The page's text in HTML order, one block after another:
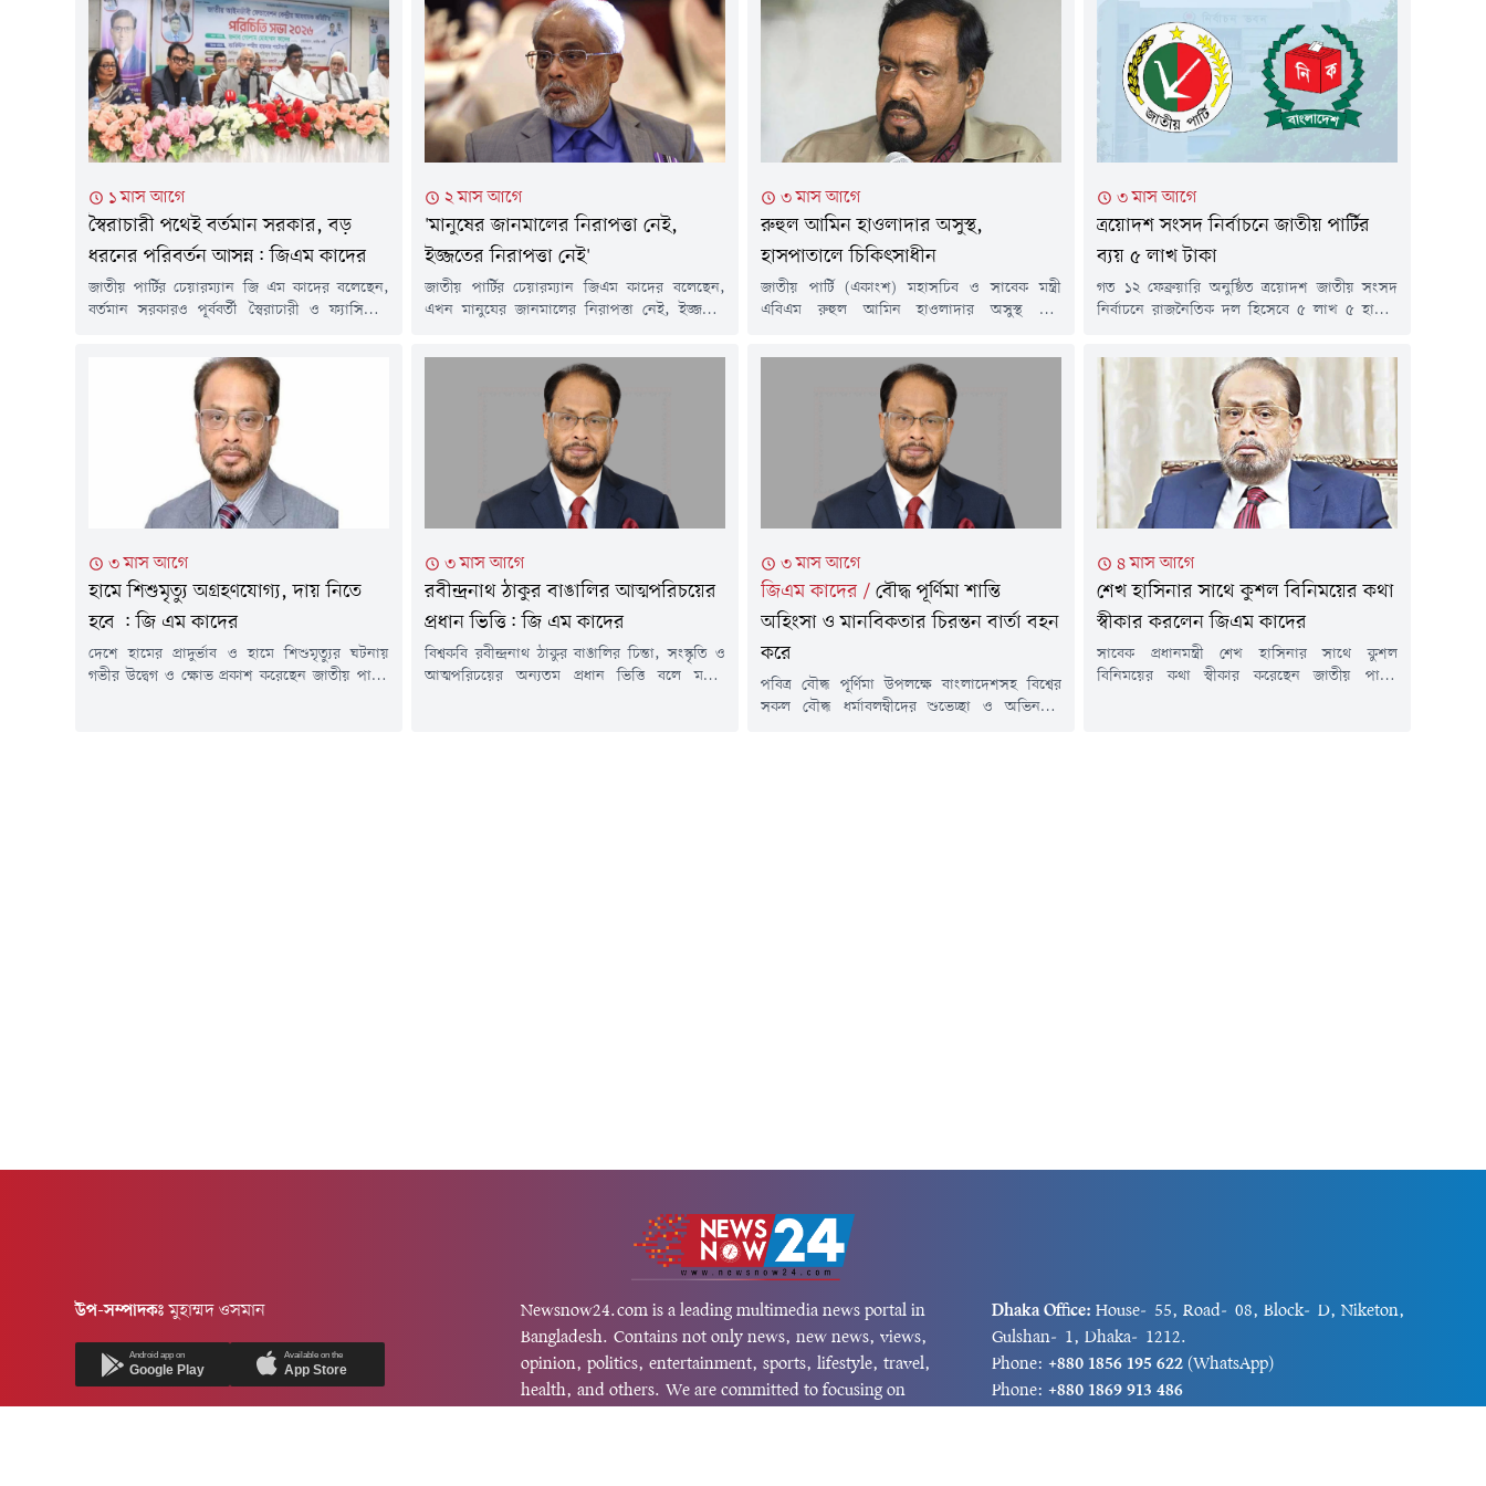
১ মাস আগে
স্বৈরাচারী পথেই বর্তমান সরকার, বড়
ধরনের পরিবর্তন আসন্ন: জিএম কাদের
জাতীয় পার্টির চেয়ারম্যান জি এম কাদের বলেছেন,
বর্তমান সরকারও পূর্ববর্তী স্বৈরাচারী ও ফ্যাসিবাদী
রাজনৈতিক অসহিষ্ণুতা, দমন-পীড়ন এবং বৈষম্য
আরও তীব্র হয়েছে। তিনি হুঁশিয়ারি উচ্চারণ করে
বলেন, সরকার যদি দ্রুত অন্তর্ভুক্তিমূলক রাজনীতি ও
প্রাতিষ্ঠানিক অধিকার নিশ্চিত করতে ব্যর্থ হয়, তবে
দেশে বড় ধরনের রাজনৈতিক...
২ মাস আগে
'মানুষের জানমালের নিরাপত্তা নেই,
ইজ্জতের নিরাপত্তা নেই'
জাতীয় পার্টির চেয়ারম্যান জিএম কাদের বলেছেন,
এখন মানুষের জানমালের নিরাপত্তা নেই, ইজ্জতের
হতে পারে। এই পরিস্থিতিতে জাতীয় পার্টির প্রতি
মানুষের আগ্রহ বাড়ছে।সম্প্রতি গণমাধ্যমকে দেওয়া
এক বিশেষ সাক্ষাৎকারে এসব কথা বলেন তিনি।
জাতীয় পার্টির বর্ধিত সভায় দেওয়া বক্তব্যের ব্যাখ্যা
দিয়েছেন দলের চেয়ারম্যান জিএম কাদের। তিনি...
৩ মাস আগে
রুহুল আমিন হাওলাদার অসুস্থ,
হাসপাতালে চিকিৎসাধীন
জাতীয় পার্টি (একাংশ) মহাসচিব ও সাবেক মন্ত্রী
এবিএম রুহুল আমিন হাওলাদার অসুস্থ হয়ে
হাসপাতালের করোনারি কেয়ার ইউনিটে (সিসিইউ)
তার চিকিৎসা চলছে।বৃহস্পতিবার (২১ মে) দলের
দফতর সম্পাদক এম এ রাজ্জাক খান এক প্রেস
বিজ্ঞপ্তিতে এ তথ্য জানান।প্রেস বিজ্ঞপ্তিতে বলা হয়,
রুহুল আমিন হাওলাদার গত মঙ্গলবার অসুস্থতা...
৩ মাস আগে
ত্রয়োদশ সংসদ নির্বাচনে জাতীয় পার্টির
ব্যয় ৫ লাখ টাকা
গত ১২ ফেব্রুয়ারি অনুষ্ঠিত ত্রয়োদশ জাতীয় সংসদ
নির্বাচনে রাজনৈতিক দল হিসেবে ৫ লাখ ৫ হাজার
মে) দলটির পক্ষ থেকে নির্বাচন কমিশনে (ইসি) এই
নির্বাচনী ব্যয়ের হিসাব জমা দেওয়া হয়। দলের
চেয়ারম্যান গোলাম মোহাম্মদ কাদেরের পক্ষে এই
হিসাব জমা দেন দলটির অতিরিক্ত মহাসচিব
রেজাউল...
৩ মাস আগে
হামে শিশুমৃত্যু অগ্রহণযোগ্য, দায় নিতে
হবে : জি এম কাদের
দেশে হামের প্রাদুর্ভাব ও হামে শিশুমৃত্যুর ঘটনায়
গভীর উদ্বেগ ও ক্ষোভ প্রকাশ করেছেন জাতীয় পার্টির
৩ মাস আগে
রবীন্দ্রনাথ ঠাকুর বাঙালির আত্মপরিচয়ের
প্রধান ভিত্তি: জি এম কাদের
বিশ্বকবি রবীন্দ্রনাথ ঠাকুর বাঙালির চিন্তা, সংস্কৃতি ও
আত্মপরিচয়ের অন্যতম প্রধান ভিত্তি বলে মন্তব্য
৩ মাস আগে
জিএম কাদের / বৌদ্ধ পূর্ণিমা শান্তি
অহিংসা ও মানবিকতার চিরন্তন বার্তা বহন
করে
পবিত্র বৌদ্ধ পূর্ণিমা উপলক্ষে বাংলাদেশসহ বিশ্বের
সকল বৌদ্ধ ধর্মাবলম্বীদের শুভেচ্ছা ও অভিনন্দন
৪ মাস আগে
শেখ হাসিনার সাথে কুশল বিনিময়ের কথা
স্বীকার করলেন জিএম কাদের
সাবেক প্রধানমন্ত্রী শেখ হাসিনার সাথে কুশল
বিনিময়ের কথা স্বীকার করেছেন জাতীয় পার্টির
উপ-সম্পাদকঃমুহাম্মদ ওসমান
Android app on
Google Play
Available on the
App Store
Newsnow24.com is a leading multimedia news portal in
Bangladesh. Contains not only news, new news, views,
opinion, politics, entertainment, sports, lifestyle, travel,
health, and others. We are committed to focusing on
Dhaka Office: House-55, Road-08, Block-D, Niketon,
Gulshan-1, Dhaka-1212.
Phone: +880 1856 195 622 (WhatsApp)
Phone: +880 1869 913 486